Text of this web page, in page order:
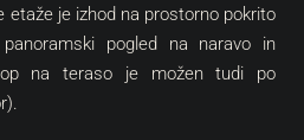
etaže je izhod na prostorno pokrito
pogled na naravo in
na teraso je možen tudi po